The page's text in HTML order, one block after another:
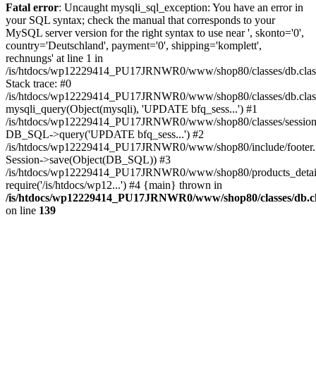
Fatal error: Uncaught mysqli_sql_exception: You have an error in
your SQL syntax; check the manual that corresponds to your
MySQL server version for the right syntax to use near ', skonto='0',
country='Deutschland', payment='0', shipping='komplett',
rechnungs' at line 1 in
/is/htdocs/wp12229414_PU17JRNWR0/www/shop80/classes/
Stack trace: #0
/is/htdocs/wp12229414_PU17JRNWR0/www/shop80/classes/
mysqli_query(Object(mysqli), 'UPDATE bfq_sess...') #1
/is/htdocs/wp12229414_PU17JRNWR0/www/shop80/classes/
DB_SQL->query('UPDATE bfq_sess...') #2
/is/htdocs/wp12229414_PU17JRNWR0/www/shop80/include/
Session->save(Object(DB_SQL)) #3
/is/htdocs/wp12229414_PU17JRNWR0/www/shop80/
require('/is/htdocs/wp12...') #4 {main} thrown in
/is/htdocs/wp12229414_PU17JRNWR0/www/shop80/classes/
on line 139